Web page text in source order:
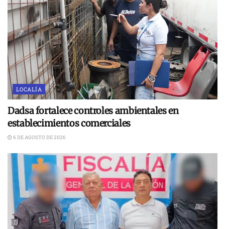
LOCALÍA
Dadsa fortalece controles ambientales en
establecimientos comerciales
6 DE AGOSTO DE 2026